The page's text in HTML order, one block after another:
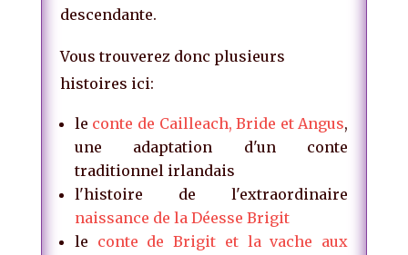
descendante.
Vous trouverez donc plusieurs
histoires ici:
le conte de Cailleach, Bride et Angus,
une adaptation d'un conte
traditionnel irlandais
l'histoire de l'extraordinaire
naissance de la Déesse Brigit
le conte de Brigit et la vache aux